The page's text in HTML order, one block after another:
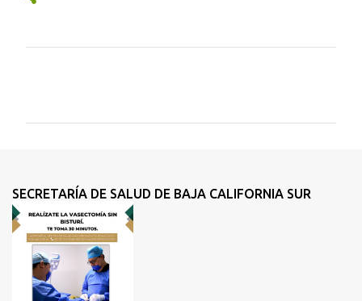
t
r
o
SECRETARÍA DE SALUD DE BAJA CALIFORNIA SUR